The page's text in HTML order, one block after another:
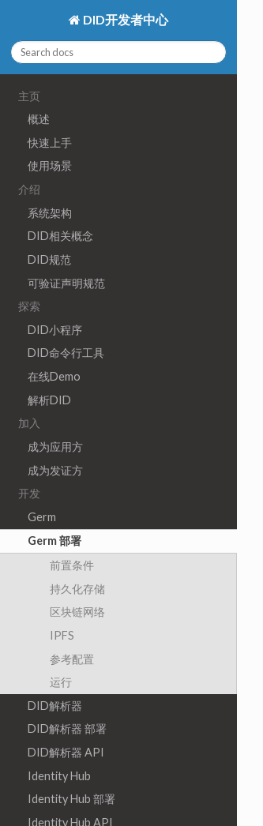
DID开发者中心
主页
概述
快速上手
使用场景
介绍
系统架构
DID相关概念
DID规范
可验证声明规范
探索
DID小程序
DID命令行工具
在线Demo
解析DID
加入
成为应用方
成为发证方
开发
Germ
Germ 部署
前置条件
持久化存储
区块链网络
IPFS
参考配置
运行
DID解析器
DID解析器 部署
DID解析器 API
Identity Hub
Identity Hub 部署
Identity Hub API